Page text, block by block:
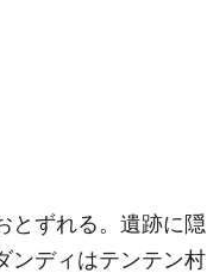
とずれる。遺跡に隠
ンディはテンテン村